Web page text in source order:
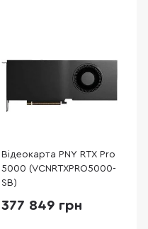
Відеокарта PNY RTX Pro
5000 (VCNRTXPRO5000-
SB)
377 849 грн